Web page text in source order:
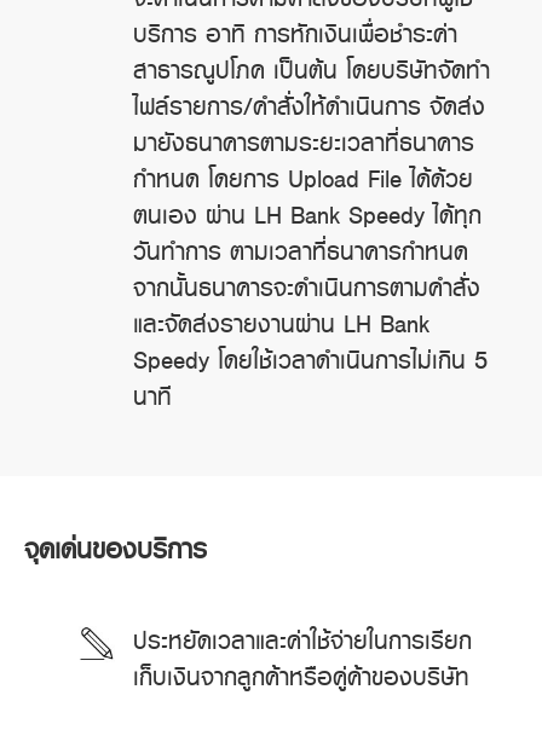
บริการ อาทิ การหักเงินเพื่อชำระค่า
สาธารณูปโภค เป็นต้น โดยบริษัทจัดทำ
ไฟล์รายการ/คำสั่งให้ดำเนินการ จัดส่ง
มายังธนาคารตามระยะเวลาที่ธนาคาร
กำหนด โดยการ Upload File ได้ด้วย
ตนเอง ผ่าน LH Bank Speedy ได้ทุก
วันทำการ ตามเวลาที่ธนาคารกำหนด
จากนั้นธนาคารจะดำเนินการตามคำสั่ง
และจัดส่งรายงานผ่าน LH Bank
Speedy โดยใช้เวลาดำเนินการไม่เกิน 5
นาที
จุดเด่นของบริการ
ประหยัดเวลาและค่าใช้จ่ายในการเรียก
เก็บเงินจากลูกค้าหรือคู่ค้าของบริษัท